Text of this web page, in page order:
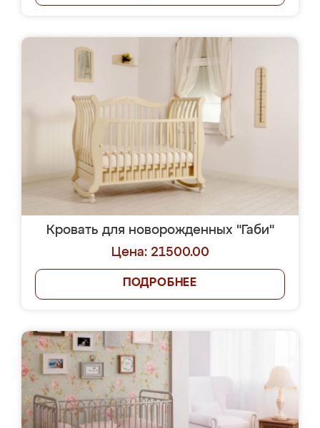
Кровать для новорожденных "Габи"
Цена: 21500.00
ПОДРОБНЕЕ